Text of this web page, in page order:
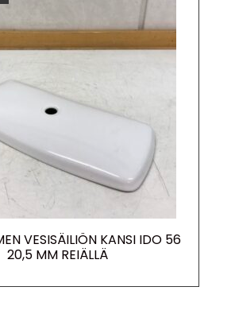
VESISÄILIÖN KANSI IDO 56
20,5 MM REIÄLLÄ